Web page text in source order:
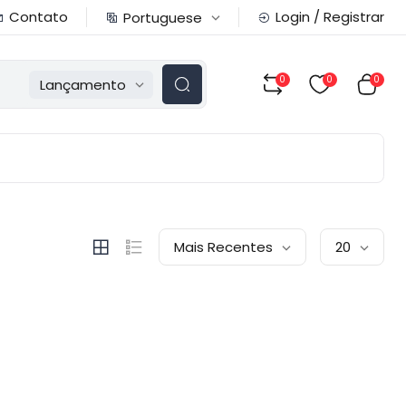
Contato Portuguese Login / Registrar
Lançamento 0 0 0
Mais Recentes 20